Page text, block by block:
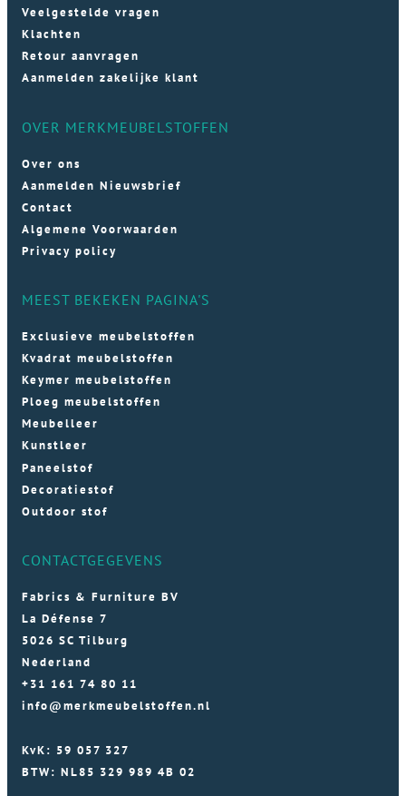
Veelgestelde vragen
Klachten
Retour aanvragen
Aanmelden zakelijke klant
OVER MERKMEUBELSTOFFEN
Over ons
Aanmelden Nieuwsbrief
Contact
Algemene Voorwaarden
Privacy policy
MEEST BEKEKEN PAGINA'S
Exclusieve meubelstoffen
Kvadrat meubelstoffen
Keymer meubelstoffen
Ploeg meubelstoffen
Meubelleer
Kunstleer
Paneelstof
Decoratiestof
Outdoor stof
CONTACTGEGEVENS
Fabrics & Furniture BV
La Défense 7
5026 SC Tilburg
Nederland
+31 161 74 80 11
info@merkmeubelstoffen.nl
KvK: 59 057 327
BTW: NL85 329 989 4B 02